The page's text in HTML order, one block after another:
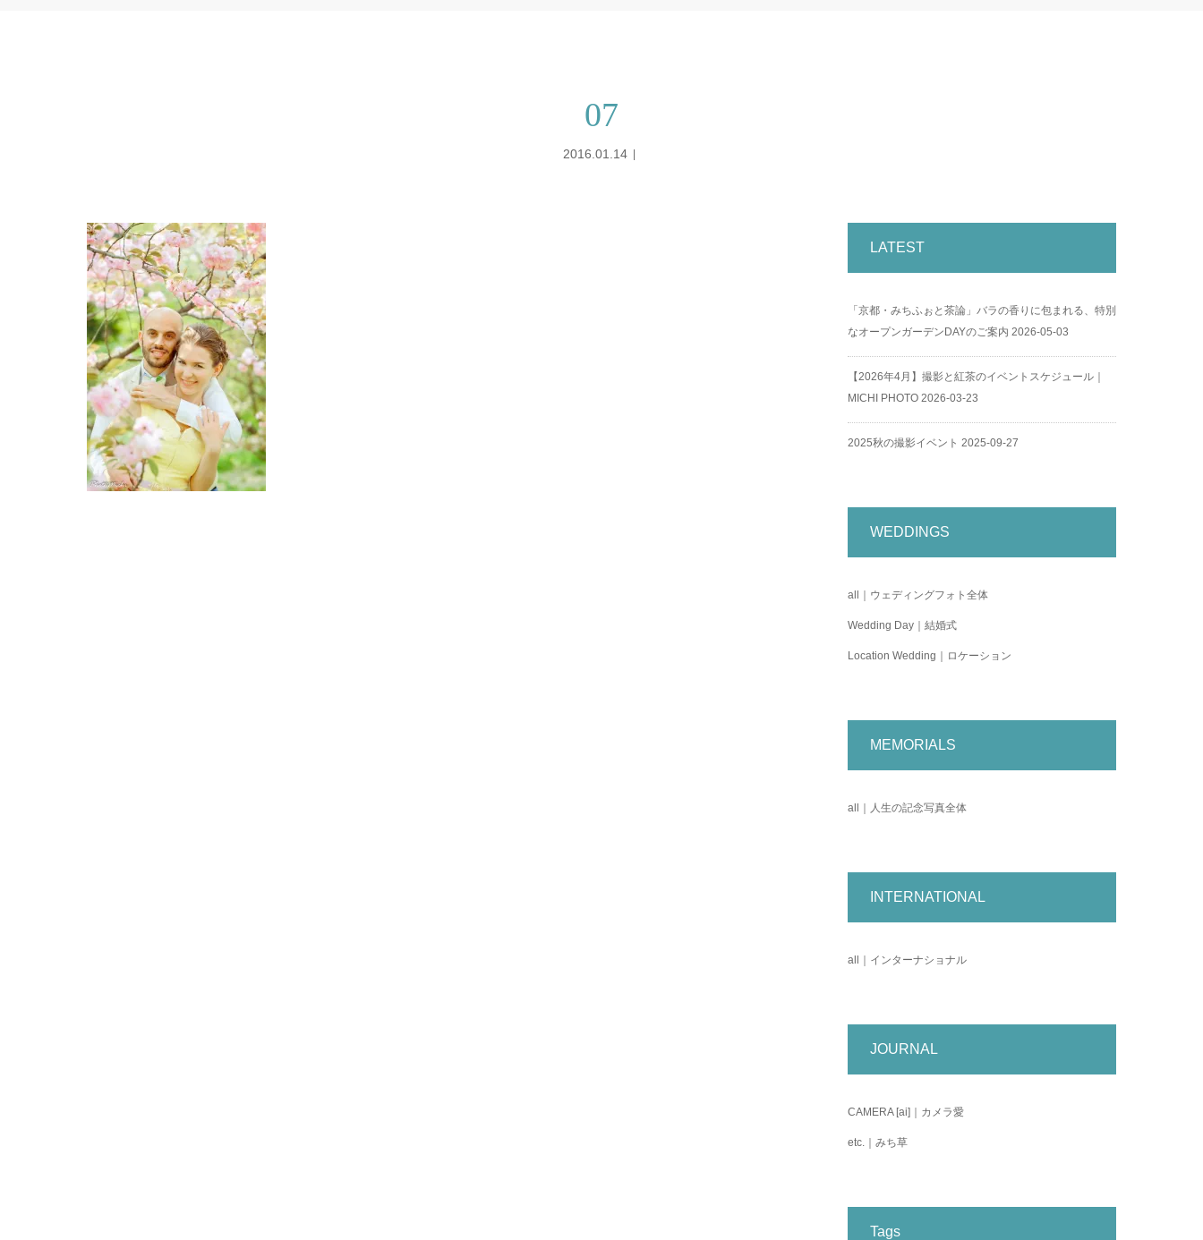
07
2016.01.14
LATEST
「京都・みちふぉと茶論」バラの香りに包まれる、特別
なオープンガーデンDAYのご案内 2026-05-03
【2026年4月】撮影と紅茶のイベントスケジュール｜
MICHI PHOTO 2026-03-23
2025秋の撮影イベント 2025-09-27
WEDDINGS
all｜ウェディングフォト全体
Wedding Day｜結婚式
Location Wedding｜ロケーション
MEMORIALS
all｜人生の記念写真全体
INTERNATIONAL
all｜インターナショナル
JOURNAL
CAMERA [ai]｜カメラ愛
etc.｜みち草
Tags